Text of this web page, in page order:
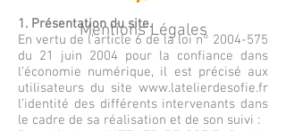
Mentions Légales
1. Présentation du site.
En vertu de l’article 6 de la loi n° 2004-575
du 21 juin 2004 pour la confiance dans
l’économie numérique, il est précisé aux
utilisateurs du site www.latelierdesofie.fr
l’identité des différents intervenants dans
le cadre de sa réalisation et de son suivi :